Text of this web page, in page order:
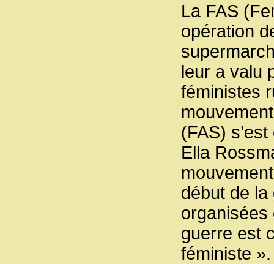
La FAS
opération
leur a valu
féministes
(FAS)
Ella
début de
organisées
guerre est
féministe